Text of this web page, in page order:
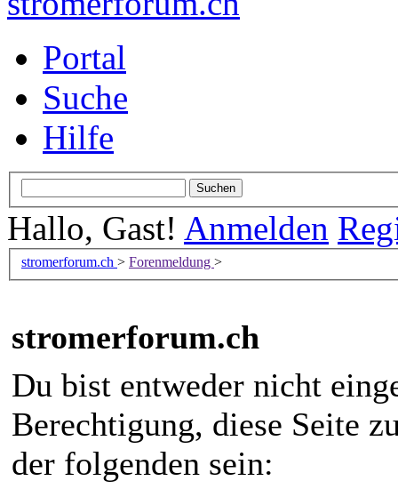
Portal
Suche
Hilfe
Hallo, Gast! Anmelden
stromerforum.ch > Forenmeldung >
stromerforum.ch
Du bist entweder nicht
Berechtigung, diese Seite
der folgenden sein: